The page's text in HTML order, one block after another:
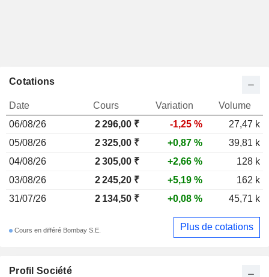
Profil Société
Cotations
Date Cours Variation
Volume
06/08/26
2 296,00 ₹ -1,25 %
27,47 k
05/08/26
2 325,00 ₹ +0,87 %
39,81 k
04/08/26
2 305,00 ₹ +2,66 %
128 k
03/08/26
2 245,20 ₹ +5,19 %
162 k
31/07/26
2 134,50 ₹ +0,08 % 45,71 k
Cours en différé Bombay S.E. Plus de cotations